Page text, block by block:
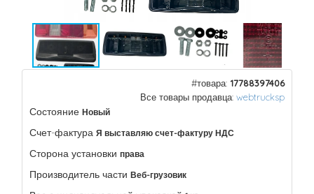
#товара: 17788397406
Все товары продавца: webtrucksp
Состояние Новый
Счет-фактура Я выставляю счет-фактуру НДС
Сторона установки права
Производитель части Веб-грузовик